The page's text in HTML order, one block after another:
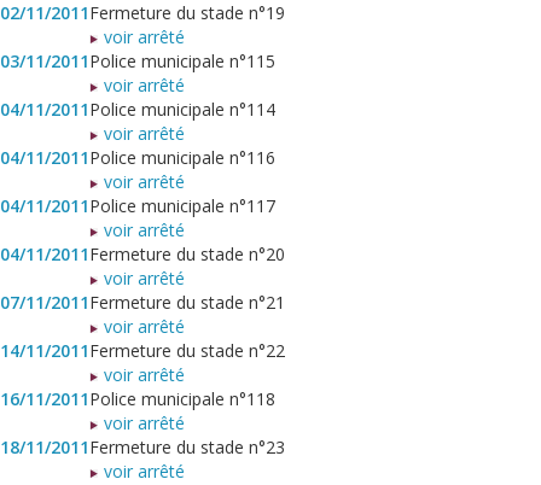
02/11/2011Fermeture du stade n°19
voir arrêté
03/11/2011Police municipale n°115
voir arrêté
04/11/2011Police municipale n°114
voir arrêté
04/11/2011Police municipale n°116
voir arrêté
04/11/2011Police municipale n°117
voir arrêté
04/11/2011Fermeture du stade n°20
voir arrêté
07/11/2011Fermeture du stade n°21
voir arrêté
14/11/2011Fermeture du stade n°22
voir arrêté
16/11/2011Police municipale n°118
voir arrêté
18/11/2011Fermeture du stade n°23
voir arrêté